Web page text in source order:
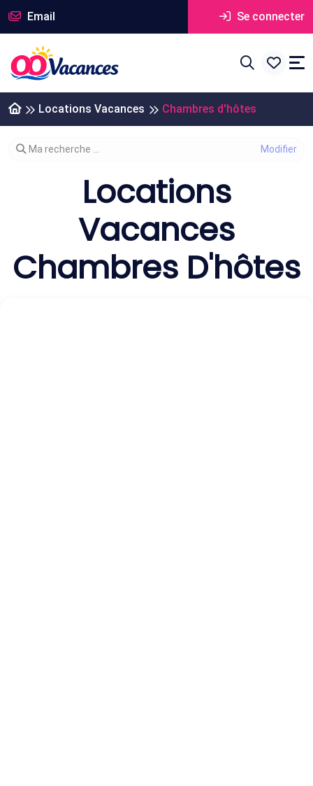
Email Se connecter
Locations Vacances Chambres d'hôtes
Modifier votre recherche
Ma recherche ...
Locations
Vacances
Chambres D'hôtes